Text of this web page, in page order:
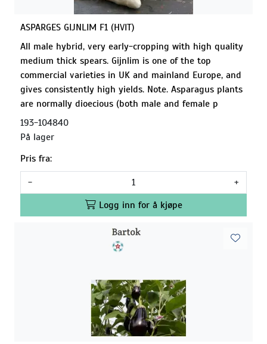
ASPARGES GIJNLIM F1 (HVIT)
All male hybrid, very early-cropping with high quality
medium thick spears. Gijnlim is one of the top
commercial varieties in UK and mainland Europe, and
gives consistently high yields. Note. Asparagus plants
are normally dioecious (both male and female p
193-104840
På lager
Pris fra:
-
+
Logg inn for å kjøpe